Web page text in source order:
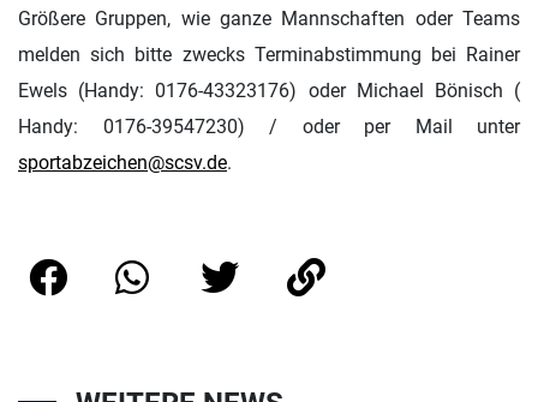
Größere Gruppen, wie ganze Mannschaften oder Teams
melden sich bitte zwecks Terminabstimmung bei Rainer
Ewels (Handy: 0176-43323176) oder Michael Bönisch (
Handy: 0176-39547230) / oder per Mail unter
sportabzeichen@scsv.de.